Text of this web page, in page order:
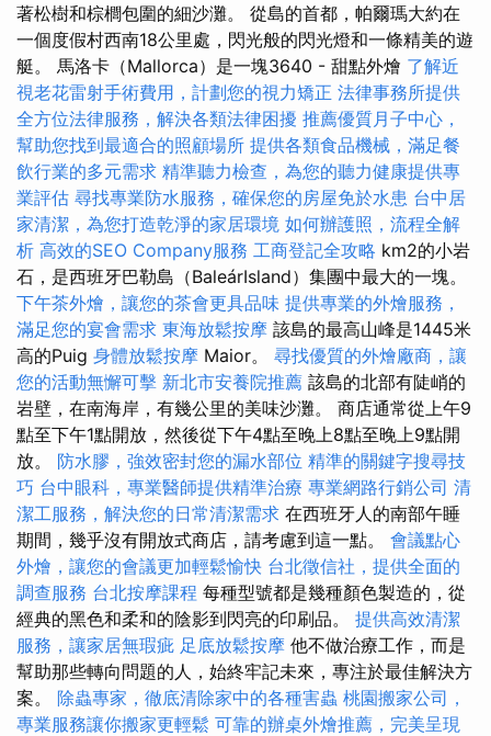
著松樹和棕櫚包圍的細沙灘。 從島的首都，帕爾瑪大約在
一個度假村西南18公里處，閃光般的閃光燈和一條精美的遊
艇。 馬洛卡（Mallorca）是一塊3640 - 甜點外燴 了解近
視老花雷射手術費用，計劃您的視力矯正 法律事務所提供
全方位法律服務，解決各類法律困擾 推薦優質月子中心，
幫助您找到最適合的照顧場所 提供各類食品機械，滿足餐
飲行業的多元需求 精準聽力檢查，為您的聽力健康提供專
業評估 尋找專業防水服務，確保您的房屋免於水患 台中居
家清潔，為您打造乾淨的家居環境 如何辦護照，流程全解
析 高效的SEO Company服務 工商登記全攻略 km2的小岩
石，是西班牙巴勒島（BaleárIsland）集團中最大的一塊。
下午茶外燴，讓您的茶會更具品味 提供專業的外燴服務，
滿足您的宴會需求 東海放鬆按摩 該島的最高山峰是1445米
高的Puig 身體放鬆按摩 Maior。 尋找優質的外燴廠商，讓
您的活動無懈可擊 新北市安養院推薦 該島的北部有陡峭的
岩壁，在南海岸，有幾公里的美味沙灘。 商店通常從上午9
點至下午1點開放，然後從下午4點至晚上8點至晚上9點開
放。 防水膠，強效密封您的漏水部位 精準的關鍵字搜尋技
巧 台中眼科，專業醫師提供精準治療 專業網路行銷公司 清
潔工服務，解決您的日常清潔需求 在西班牙人的南部午睡
期間，幾乎沒有開放式商店，請考慮到這一點。 會議點心
外燴，讓您的會議更加輕鬆愉快 台北徵信社，提供全面的
調查服務 台北按摩課程 每種型號都是幾種顏色製造的，從
經典的黑色和柔和的陰影到閃亮的印刷品。 提供高效清潔
服務，讓家居無瑕疵 足底放鬆按摩 他不做治療工作，而是
幫助那些轉向問題的人，始終牢記未來，專注於最佳解決方
案。 除蟲專家，徹底清除家中的各種害蟲 桃園搬家公司，
專業服務讓你搬家更輕鬆 可靠的辦桌外燴推薦，完美呈現